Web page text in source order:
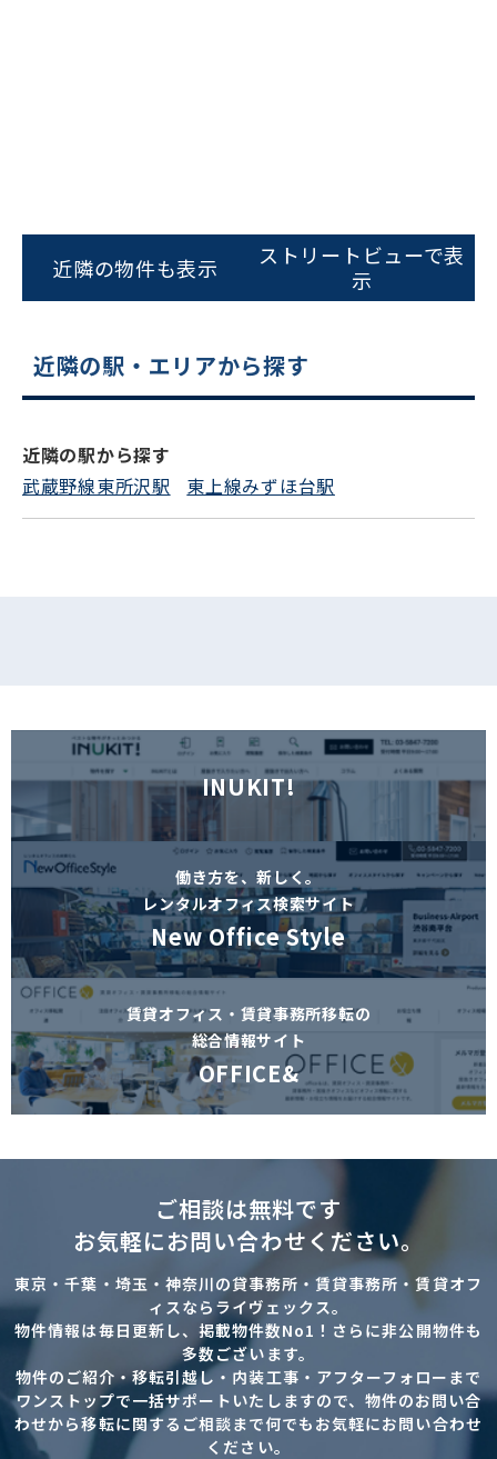
フォームでお問い合わせ
近隣の物件も表示
ストリートビューで表
示
近隣の駅・エリアから探す
近隣の駅から探す
武蔵野線東所沢駅
東上線みずほ台駅
INUKIT!
働き方を、新しく。
レンタルオフィス検索サイト
New Office Style
賃貸オフィス・賃貸事務所移転の
総合情報サイト
OFFICE&
ご相談は無料です
お気軽にお問い合わせください。
東京・千葉・埼玉・神奈川の貸事務所・賃貸事務所・賃貸オフ
ィスならライヴェックス。
物件情報は毎日更新し、掲載物件数No1！さらに非公開物件も
多数ございます。
物件のご紹介・移転引越し・内装工事・アフターフォローまで
ワンストップで一括サポートいたしますので、物件のお問い合
わせから移転に関するご相談まで何でもお気軽にお問い合わせ
ください。